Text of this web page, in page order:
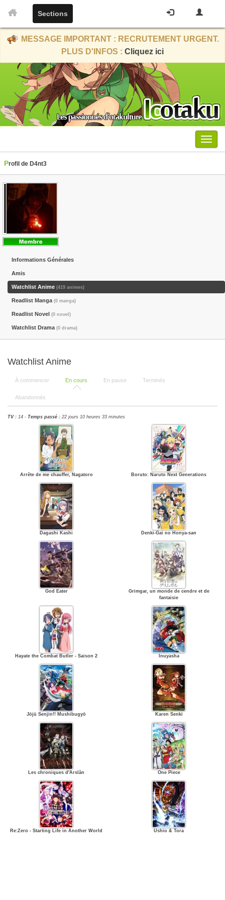
Sections
MESSAGE IMPORTANT : RECRUTEMENT URGENT.
PLUS D'INFOS : Cliquez ici
Menu
Profil de D4nt3
Informations Générales
Amis
Watchlist Anime (419 animes)
Readlist Manga (0 manga)
Readlist Novel (0 novel)
Watchlist Drama (0 drama)
Watchlist Anime
À commencer En cours En pause Terminés
Abandonnés
TV : 14 - Temps passé : 22 jours 10 heures 33 minutes
Arrête de me chauffer, Nagatoro Boruto: Naruto Next Generations
Dagashi Kashi Denki-Gai no Honya-san
God Eater
Grimgar, un monde de cendre et de
fantaisie
Hayate the Combat Butler - Saison 2 Inuyasha
Jōjū Senjin!! Mushibugyō Karen Senki
Les chroniques d'Arslân One Piece
Re:Zero - Starting Life in Another World Ushio & Tora